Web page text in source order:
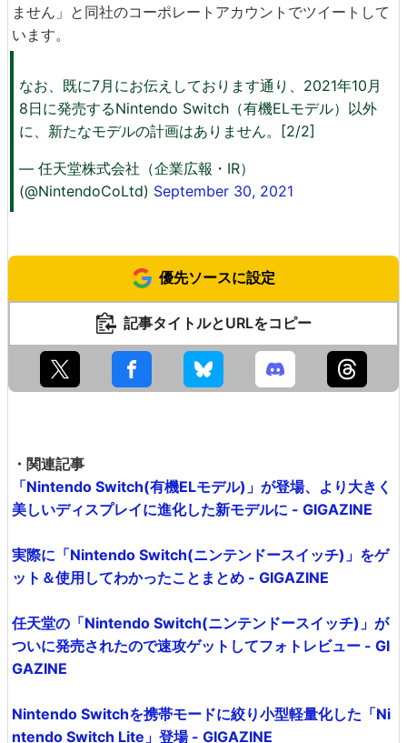
ません」と同社のコーポレートアカウントでツイートして
います。
なお、既に7月にお伝えしております通り、2021年10月
8日に発売するNintendo Switch（有機ELモデル）以外
に、新たなモデルの計画はありません。[2/2]
— 任天堂株式会社（企業広報・IR）
(@NintendoCoLtd) September 30, 2021
優先ソースに設定
記事タイトルとURLをコピー
・関連記事
「Nintendo Switch(有機ELモデル)」が登場、より大きく
美しいディスプレイに進化した新モデルに - GIGAZINE
実際に「Nintendo Switch(ニンテンドースイッチ)」をゲ
ット＆使用してわかったことまとめ - GIGAZINE
任天堂の「Nintendo Switch(ニンテンドースイッチ)」が
ついに発売されたので速攻ゲットしてフォトレビュー - GI
GAZINE
Nintendo Switchを携帯モードに絞り小型軽量化した「Ni
ntendo Switch Lite」登場 - GIGAZINE